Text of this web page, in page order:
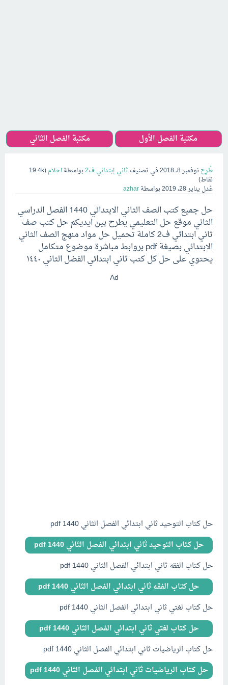
مكتبة الفصل الأول مكتبة الفصل الثاني
طُرِحنوفمبر 8، 2018 في تصنيف ثاني إبتدائي ف2 بواسطةاحلام(
19.4k
نقاط)
عُدل يناير 28، 2019 بواسطةazhar
حل جميع كتب الصف الثاني الابتدائي 1440 الفصل الدراسي
الثاني موقع حل التعليمي يطرح بين ايديكم حل كتب صف
ثاني ابتدائي ف2 كاملة تحميل حل مواد منهج الصف الثاني
الابتدائي بصيغة pdf بروابط مباشرة موضوع متكامل
يحتوي على حل كل كتب ثاني ابتدائي الفضل الثاني ١٤٤٠
Ad
حل كتاب التوحيد ثاني ابتدائي الفصل الثاني 1440 pdf
حل كتاب التوحيد ثاني ابتدائي الفصل الثاني 1440 pdf
حل كتاب الفقه ثاني ابتدائي الفصل الثاني 1440 pdf
حل كتاب الفقه ثاني ابتدائي الفصل الثاني 1440 pdf
حل كتاب لغتي ثاني ابتدائي الفصل الثاني 1440 pdf
حل كتاب لغتي ثاني ابتدائي الفصل الثاني 1440 pdf
حل كتاب الرياضيات ثاني ابتدائي الفصل الثاني 1440 pdf
حل كتاب الرياضيات ثاني ابتدائي الفصل الثاني 1440 pdf